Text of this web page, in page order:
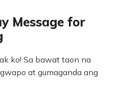
Message for
ko! Sa bawat taon na
at gumaganda ang